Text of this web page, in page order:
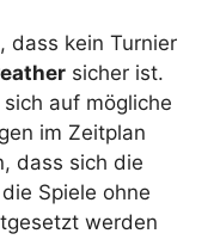
dass kein Turnier
sicher ist.
auf mögliche
im Zeitplan
dass sich die
Spiele ohne
werden